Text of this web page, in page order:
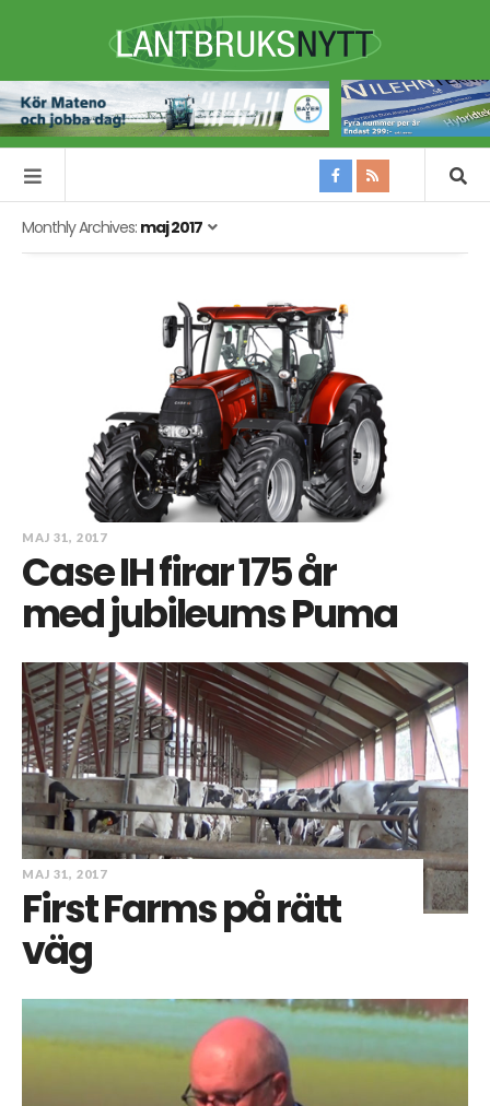
Monthly Archives: maj 2017
MAJ 31, 2017
Case IH firar 175 år
med jubileums Puma
MAJ 31, 2017
First Farms på rätt
väg